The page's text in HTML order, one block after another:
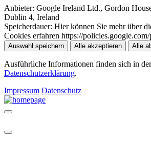
Anbieter: Google Ireland Ltd., Gordon
Dublin 4, Ireland
Speicherdauer: Hier können Sie mehr über
Cookies erfahren https://
Auswahl speichern Alle akzeptieren Alle
Ausführliche Informationen finden sich in der
Datenschutzerklärung.
Impressum Datenschutz